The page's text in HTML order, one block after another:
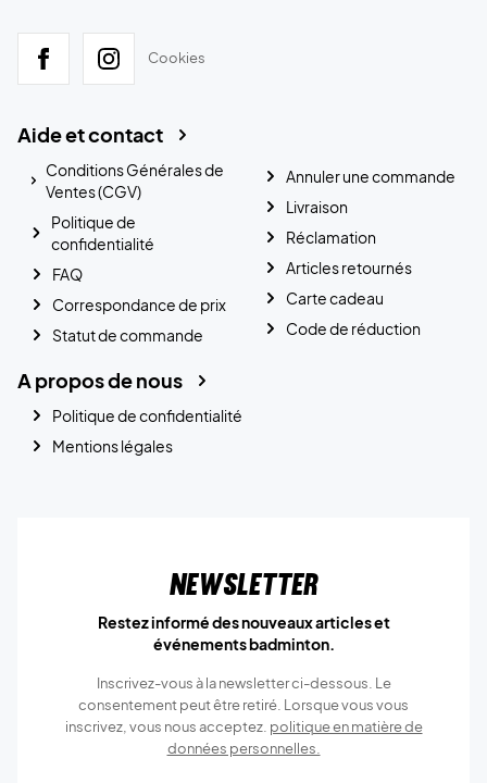
Cookies
Aide et contact
Conditions Générales de
Ventes (CGV)
Politique de
confidentialité
FAQ
Correspondance de prix
Statut de commande
Annuler une commande
Livraison
Réclamation
Articles retournés
Carte cadeau
Code de réduction
A propos de nous
Politique de confidentialité
Mentions légales
Newsletter
Restez informé des nouveaux articles et
événements badminton.
Inscrivez-vous à la newsletter ci-dessous. Le
consentement peut être retiré. Lorsque vous vous
inscrivez, vous nous acceptez. politique en matière de
données personnelles.